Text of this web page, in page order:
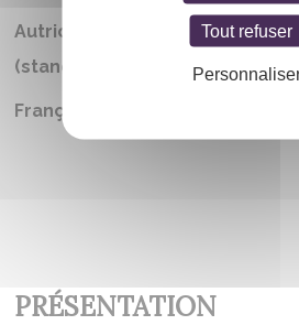
Autrices/auteurs et artistes
(stands éditeurs)
Français
PRÉSENTATION
Tout refuser